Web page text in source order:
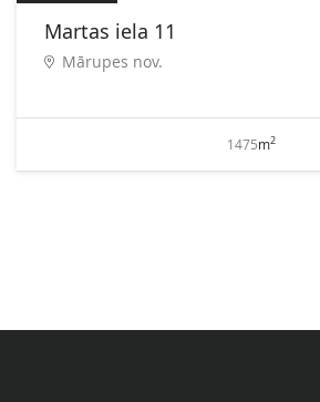
Martas iela 11
Mārupes nov.
1475m2